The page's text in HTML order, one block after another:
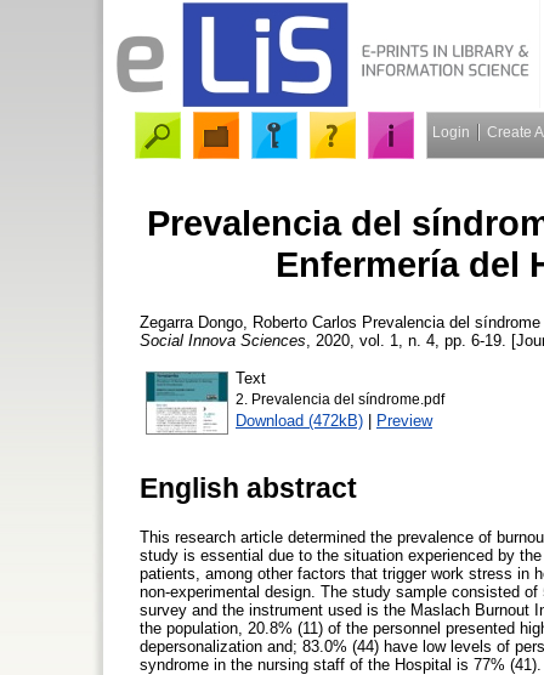
Login Create
Prevalencia del
Enfermería del
Zegarra Dongo, Roberto Carlos Prevalencia del
Social Innova Sciences , 2020, vol. 1, n. 4, pp. 6-19.
Text
2. Prevalencia del síndrome.pdf
Download (472kB) | Preview
English abstract
This research article determined the prevalence of
study is essential due to the situation experienced by
patients, among other factors that trigger work stress in
non-experimental design. The study sample consisted
survey and the instrument used is the Maslach Burnout
the population, 20.8% (11) of the personnel presented
depersonalization and; 83.0% (44) have low levels of
syndrome in the nursing staff of the Hospital is 77% (41).